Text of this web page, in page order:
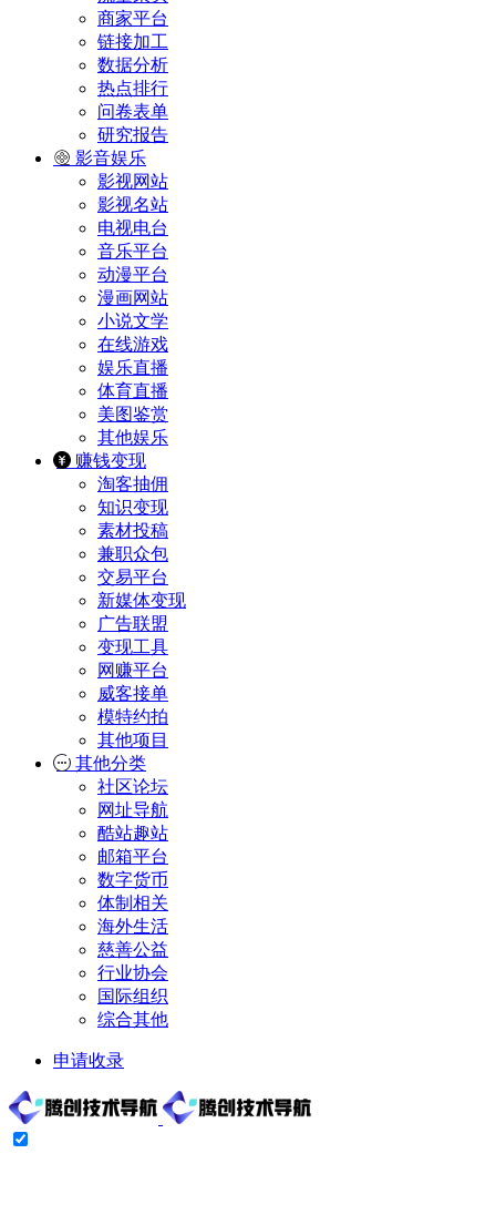
商家平台
链接加工
数据分析
热点排行
问卷表单
研究报告
影音娱乐
影视网站
影视名站
电视电台
音乐平台
动漫平台
漫画网站
小说文学
在线游戏
娱乐直播
体育直播
美图鉴赏
其他娱乐
赚钱变现
淘客抽佣
知识变现
素材投稿
兼职众包
交易平台
新媒体变现
广告联盟
变现工具
网赚平台
威客接单
模特约拍
其他项目
其他分类
社区论坛
网址导航
酷站趣站
邮箱平台
数字货币
体制相关
海外生活
慈善公益
行业协会
国际组织
综合其他
申请收录